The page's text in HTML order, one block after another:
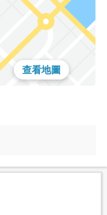
查看地圖